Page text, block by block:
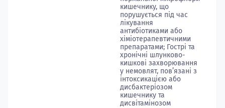
кишечнику, що
порушується під час
лікування
антибіотиками або
хіміотерапевтичними
препаратами; Гострі та
хронічні шлунково-
кишкові захворювання
у немовлят, пов’язані з
інтоксикацією або
дисбактеріозом
кишечнику та
дисвітамінозом